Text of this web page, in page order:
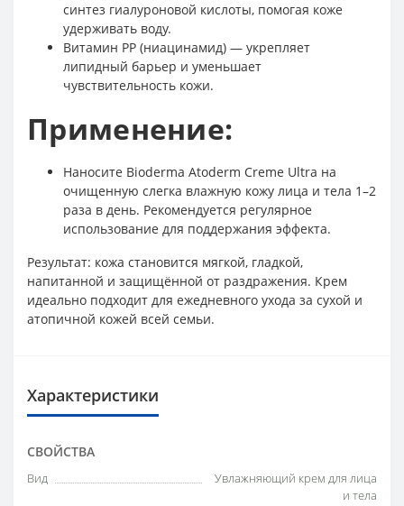
синтез гиалуроновой кислоты, помогая коже
удерживать воду.
Витамин РР (ниацинамид) — укрепляет
липидный барьер и уменьшает
чувствительность кожи.
Применение:
Наносите Bioderma Atoderm Creme Ultra на
очищенную слегка влажную кожу лица и тела 1–2
раза в день. Рекомендуется регулярное
использование для поддержания эффекта.
Результат: кожа становится мягкой, гладкой,
напитанной и защищённой от раздражения. Крем
идеально подходит для ежедневного ухода за сухой и
атопичной кожей всей семьи.
Характеристики
СВОЙСТВА
Вид
Увлажняющий крем для лица
и тела